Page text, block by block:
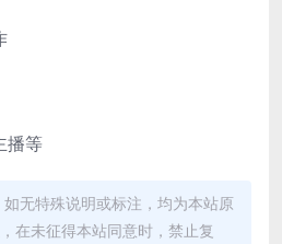
播等
无特殊说明或标注，均为本站原
在未征得本站同意时，禁止复